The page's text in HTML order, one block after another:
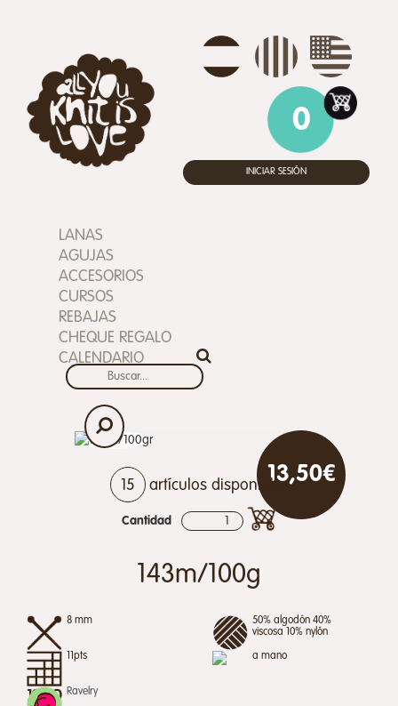
0
INICIAR SESIÓN
LANAS
AGUJAS
ACCESORIOS
CURSOS
REBAJAS
CHEQUE REGALO
CALENDARIO
13,50€
15 artículos disponibles
Cantidad
143m/100g
8 mm
50% algodón 40%
viscosa 10% nylón
11pts a mano
Ravelry